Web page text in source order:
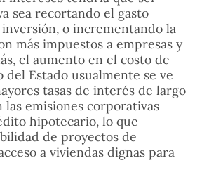
sea recortando el gasto
o incrementando la
más impuestos a empresas y
el aumento en el costo de
Estado usualmente se ve
tasas de interés de largo
las emisiones corporativas
hipotecario, lo que
de proyectos de
a viviendas dignas para